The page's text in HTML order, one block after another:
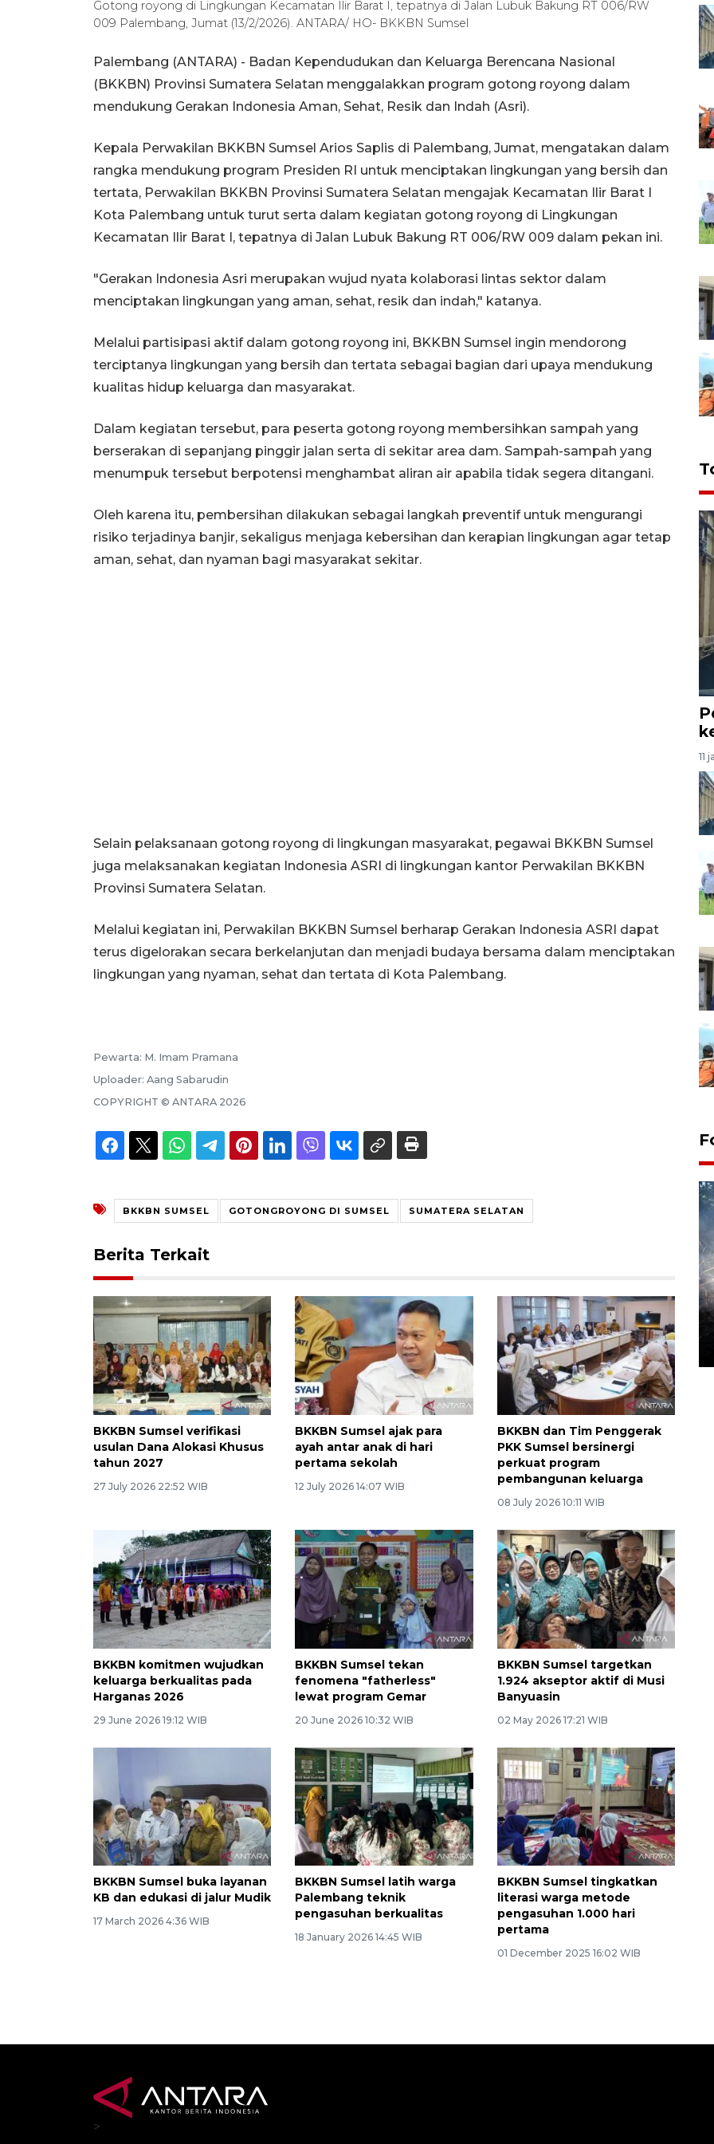
Gotong royong di Lingkungan Kecamatan Ilir Barat I, tepatnya di Jalan Lubuk Bakung RT 006/RW
009 Palembang, Jumat (13/2/2026). ANTARA/ HO- BKKBN Sumsel
Palembang (ANTARA) - Badan Kependudukan dan Keluarga Berencana Nasional
(BKKBN) Provinsi Sumatera Selatan menggalakkan program gotong royong dalam
mendukung Gerakan Indonesia Aman, Sehat, Resik dan Indah (Asri).
Kepala Perwakilan BKKBN Sumsel Arios Saplis di Palembang, Jumat, mengatakan dalam
rangka mendukung program Presiden RI untuk menciptakan lingkungan yang bersih dan
tertata, Perwakilan BKKBN Provinsi Sumatera Selatan mengajak Kecamatan Ilir Barat I
Kota Palembang untuk turut serta dalam kegiatan gotong royong di Lingkungan
Kecamatan Ilir Barat I, tepatnya di Jalan Lubuk Bakung RT 006/RW 009 dalam pekan ini.
"Gerakan Indonesia Asri merupakan wujud nyata kolaborasi lintas sektor dalam
menciptakan lingkungan yang aman, sehat, resik dan indah," katanya.
Melalui partisipasi aktif dalam gotong royong ini, BKKBN Sumsel ingin mendorong
terciptanya lingkungan yang bersih dan tertata sebagai bagian dari upaya mendukung
kualitas hidup keluarga dan masyarakat.
Dalam kegiatan tersebut, para peserta gotong royong membersihkan sampah yang
berserakan di sepanjang pinggir jalan serta di sekitar area dam. Sampah-sampah yang
menumpuk tersebut berpotensi menghambat aliran air apabila tidak segera ditangani.
Oleh karena itu, pembersihan dilakukan sebagai langkah preventif untuk mengurangi
risiko terjadinya banjir, sekaligus menjaga kebersihan dan kerapian lingkungan agar tetap
aman, sehat, dan nyaman bagi masyarakat sekitar.
Selain pelaksanaan gotong royong di lingkungan masyarakat, pegawai BKKBN Sumsel
juga melaksanakan kegiatan Indonesia ASRI di lingkungan kantor Perwakilan BKKBN
Provinsi Sumatera Selatan.
Melalui kegiatan ini, Perwakilan BKKBN Sumsel berharap Gerakan Indonesia ASRI dapat
terus digelorakan secara berkelanjutan dan menjadi budaya bersama dalam menciptakan
lingkungan yang nyaman, sehat dan tertata di Kota Palembang.
Pewarta: M. Imam Pramana
Uploader: Aang Sabarudin
COPYRIGHT © ANTARA 2026
BKKBN SUMSEL GOTONGROYONG DI SUMSEL SUMATERA SELATAN
Berita Terkait
BKKBN Sumsel verifikasi
usulan Dana Alokasi Khusus
tahun 2027
27 July 2026 22:52 WIB
BKKBN Sumsel ajak para
ayah antar anak di hari
pertama sekolah
12 July 2026 14:07 WIB
BKKBN dan Tim Penggerak
PKK Sumsel bersinergi
perkuat program
pembangunan keluarga
08 July 2026 10:11 WIB
BKKBN komitmen wujudkan
keluarga berkualitas pada
Harganas 2026
29 June 2026 19:12 WIB
BKKBN Sumsel tekan
fenomena "fatherless"
lewat program Gemar
20 June 2026 10:32 WIB
BKKBN Sumsel targetkan
1.924 akseptor aktif di Musi
Banyuasin
02 May 2026 17:21 WIB
BKKBN Sumsel buka layanan
KB dan edukasi di jalur Mudik
17 March 2026 4:36 WIB
BKKBN Sumsel latih warga
Palembang teknik
pengasuhan berkualitas
18 January 2026 14:45 WIB
BKKBN Sumsel tingkatkan
literasi warga metode
pengasuhan 1.000 hari
pertama
01 December 2025 16:02 WIB
11
Alokasi anggaran untuk bibit
kopi arabika Gayo
15 June 2026 11:15 WIB
>